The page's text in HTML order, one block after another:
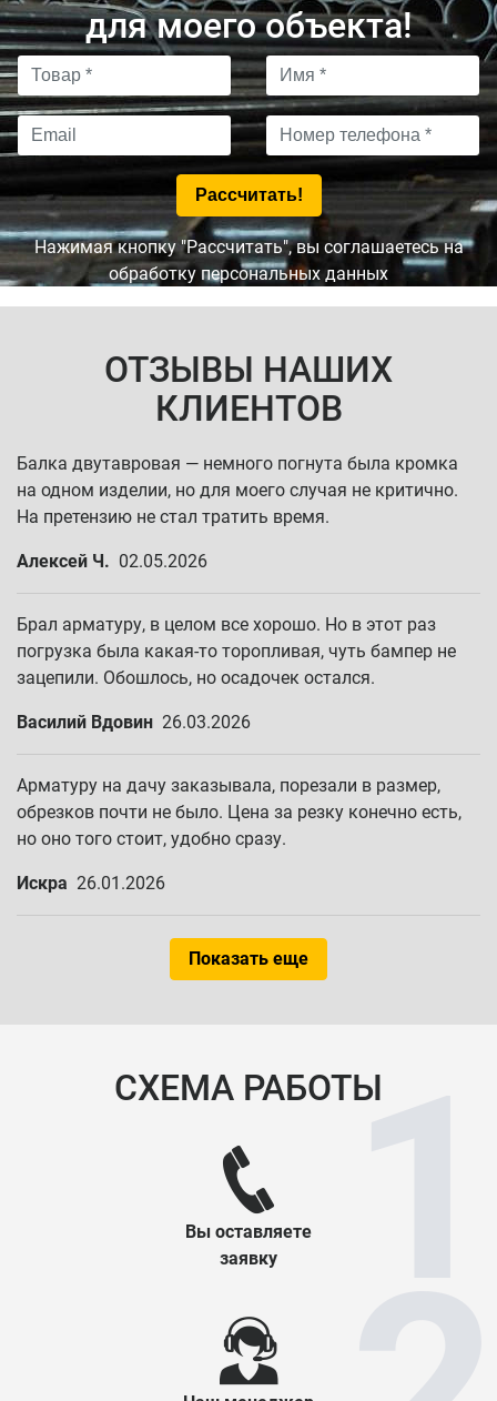
для моего объекта!
Нажимая кнопку "Рассчитать", вы соглашаетесь на
обработку персональных данных
ОТЗЫВЫ НАШИХ
КЛИЕНТОВ
Балка двутавровая — немного погнута была кромка
на одном изделии, но для моего случая не критично.
На претензию не стал тратить время.
Алексей Ч. 02.05.2026
Брал арматуру, в целом все хорошо. Но в этот раз
погрузка была какая-то торопливая, чуть бампер не
зацепили. Обошлось, но осадочек остался.
Василий Вдовин 26.03.2026
Арматуру на дачу заказывала, порезали в размер,
обрезков почти не было. Цена за резку конечно есть,
но оно того стоит, удобно сразу.
Искра 26.01.2026
Показать еще
СХЕМА РАБОТЫ
Вы оставляете
заявку